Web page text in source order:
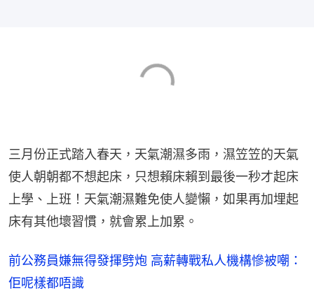
三月份正式踏入春天，天氣潮濕多雨，濕笠笠的天氣
使人朝朝都不想起床，只想賴床賴到最後一秒才起床
上學、上班！天氣潮濕難免使人變懶，如果再加埋起
床有其他壞習慣，就會累上加累。
前公務員嫌無得發揮劈炮 高薪轉戰私人機構慘被嘲：
佢呢樣都唔識